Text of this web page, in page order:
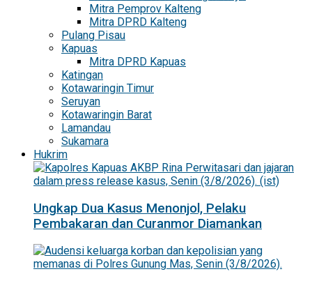
Mitra Pemprov Kalteng
Mitra DPRD Kalteng
Pulang Pisau
Kapuas
Mitra DPRD Kapuas
Katingan
Kotawaringin Timur
Seruyan
Kotawaringin Barat
Lamandau
Sukamara
Hukrim
Ungkap Dua Kasus Menonjol, Pelaku
Pembakaran dan Curanmor Diamankan